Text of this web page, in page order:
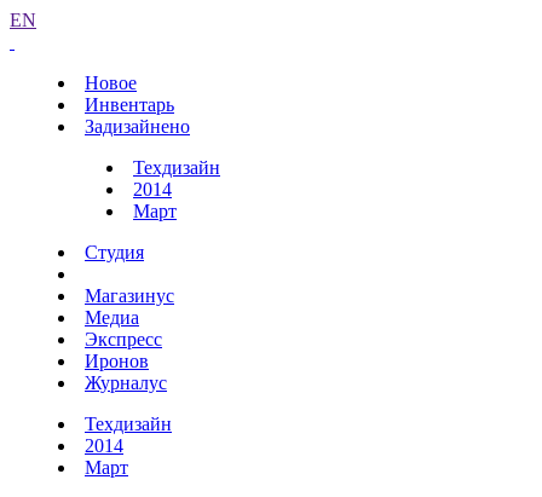
EN
Новое
Инвентарь
Задизайнено
Техдизайн
2014
Март
Студия
Магазинус
Медиа
Экспресс
Иронов
Журналус
Техдизайн
2014
Март